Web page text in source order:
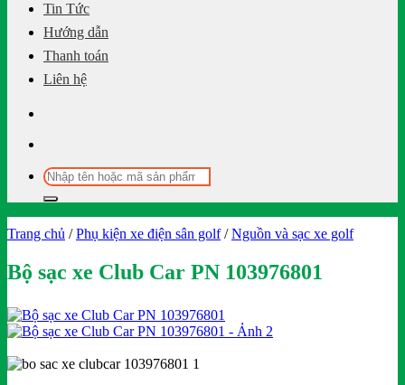
Tin Tức
Hướng dẫn
Thanh toán
Liên hệ
Tìm
kiếm:
Trang chủ / Phụ kiện xe điện sân golf / Nguồn và sạc xe golf
Bộ sạc xe Club Car PN 103976801